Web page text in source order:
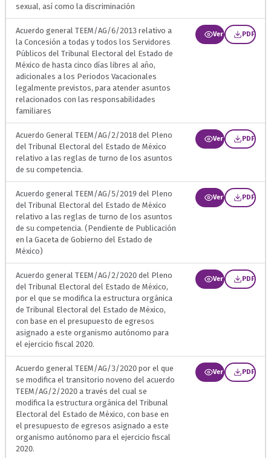
sexual, así como la discriminación
Acuerdo general TEEM/AG/6/2013 relativo a
la Concesión a todas y todos los Servidores
Públicos del Tribunal Electoral del Estado de
México de hasta cinco días libres al año,
adicionales a los Periodos Vacacionales
legalmente previstos, para atender asuntos
relacionados con las responsabilidades
familiares
Ver PDF
Acuerdo General TEEM/AG/2/2018 del Pleno
del Tribunal Electoral del Estado de México
relativo a las reglas de turno de los asuntos
de su competencia.
Ver PDF
Acuerdo general TEEM/AG/5/2019 del Pleno
del Tribunal Electoral del Estado de México
relativo a las reglas de turno de los asuntos
de su competencia. (Pendiente de Publicación
en la Gaceta de Gobierno del Estado de
México)
Ver PDF
Acuerdo general TEEM/AG/2/2020 del Pleno
del Tribunal Electoral del Estado de México,
por el que se modifica la estructura orgánica
de Tribunal Electoral del Estado de México,
con base en el presupuesto de egresos
asignado a este organismo autónomo para
el ejercicio fiscal 2020.
Ver PDF
Acuerdo general TEEM/AG/3/2020 por el que
se modifica el transitorio noveno del acuerdo
TEEM/AG/2/2020 a través del cual se
modifica la estructura orgánica del Tribunal
Electoral del Estado de México, con base en
el presupuesto de egresos asignado a este
organismo autónomo para el ejercicio fiscal
2020.
Ver PDF